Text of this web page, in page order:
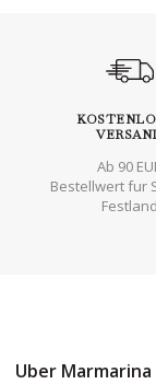
Ab 90
Bestellwert fur
Festland
Uber Marmarina